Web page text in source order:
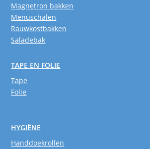
Magnetron bakken
Menuschalen
Rauwkostbakken
Saladebak
TAPE EN FOLIE
Tape
Folie
HYGIËNE
Handdoekrollen